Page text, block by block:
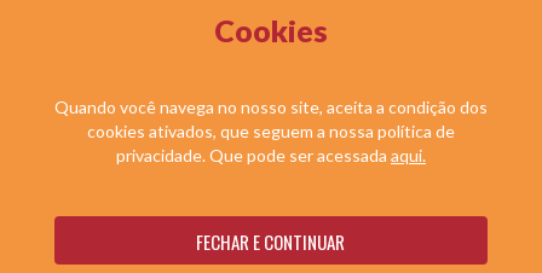
Cookies
Quando você navega no nosso site, aceita a condição dos
cookies ativados, que seguem a nossa política de
privacidade. Que pode ser acessada aqui.
FECHAR E CONTINUAR
AVALIAÇÕES
SOLICITE UMA
Razão social: Duplique Desembargador LTDA
© DUPLIQUE DESEMBARGADOR LTDA. TODOS OS DIREITOS RESERVADOS.
Desenvolvido por: